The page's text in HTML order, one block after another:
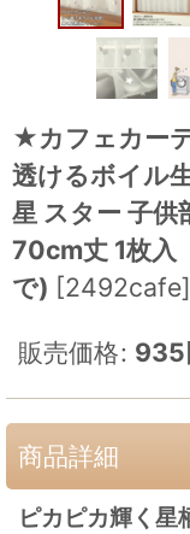
★カフェカー
透けるボイル
星 スター 子
70cm丈 1枚入
で) [2492cafe]
販売価格: 935
商品詳細
ピカピカ輝く星